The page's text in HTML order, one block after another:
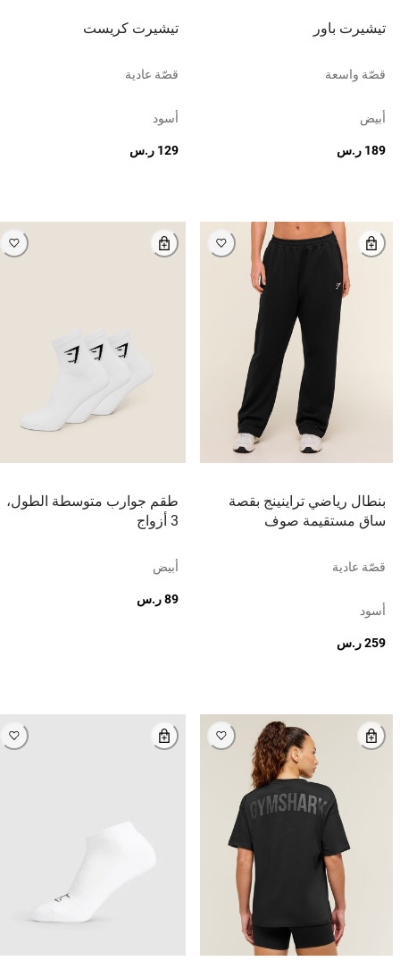
تيشيرت باور
قصّة واسعة
أبيض
189 ر.س
تيشيرت كريست
قصّة عادية
أسود
129 ر.س
بنطال رياضي تراينينج بقصة
ساق مستقيمة صوف
قصّة عادية
أسود
259 ر.س
طقم جوارب متوسطة الطول،
3 أزواج
أبيض
89 ر.س